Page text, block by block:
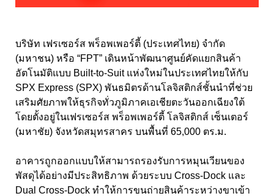
บริษัท เฟรเซอร์ส พร็อพเพอร์ตี้ (ประเทศไทย) จำกัด
(มหาชน) หรือ “FPT” เดินหน้าพัฒนาศูนย์คัดแยกสินค้า
อัตโนมัติแบบ Built-to-Suit แห่งใหม่ในประเทศไทยให้กับ
SPX Express (SPX) พันธมิตรด้านโลจิสติกส์ชั้นนำที่ช่วย
เสริมศัยภาพให้ธุรกิจทั่วภูมิภาคเอเชียตะวันออกเฉียงใต้
โดยตั้งอยู่ในเฟรเซอร์ส พร็อพเพอร์ตี้ โลจิสติกส์ เซ็นเตอร์
(มหาชัย) จังหวัดสมุทรสาคร บนพื้นที่ 65,000 ตร.ม.
อาคารถูกออกแบบให้สามารถรองรับการหมุนเวียนของ
พัสดุได้อย่างมีประสิทธิภาพ ด้วยระบบ Cross-Dock และ
Dual Cross-Dock ทำให้การขนถ่ายสินค้าระหว่างขาเข้า